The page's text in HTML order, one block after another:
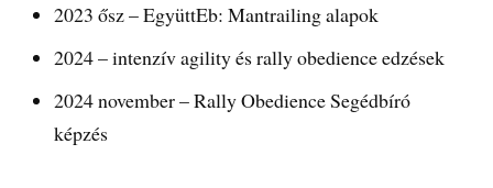
2023 ősz – EgyüttEb: Mantrailing alapok
2024 – intenzív agility és rally obedience edzések
2024 november – Rally Obedience Segédbíró
képzés